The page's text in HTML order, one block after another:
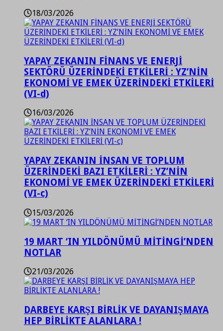
18/03/2026
YAPAY ZEKANIN FİNANS VE ENERJİ
SEKTÖRÜ ÜZERİNDEKİ ETKİLERİ : YZ’NİN
EKONOMİ VE EMEK ÜZERİNDEKİ ETKİLERİ
(VI-d)
16/03/2026
YAPAY ZEKANIN İNSAN VE TOPLUM
ÜZERİNDEKİ BAZI ETKİLERİ : YZ’NİN
EKONOMİ VE EMEK ÜZERİNDEKİ ETKİLERİ
(VI-c)
15/03/2026
19 MART ‘IN YILDÖNÜMÜ MİTİNGİ’NDEN
NOTLAR
21/03/2026
DARBEYE KARŞI BİRLİK VE DAYANIŞMAYA
HEP BİRLİKTE ALANLARA !